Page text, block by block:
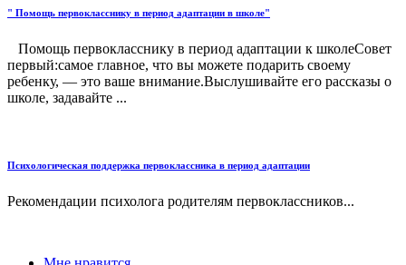
" Помощь первокласснику в период адаптации в школе"
Помощь первокласснику в период адаптации к школеСовет
первый:самое главное, что вы можете подарить своему
ребенку, — это ваше внимание.Выслушивайте его рассказы о
школе, задавайте ...
Психологическая поддержка первоклассника в период адаптации
Рекомендации психолога родителям первоклассников...